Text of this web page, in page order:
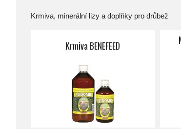
Krmiva, minerální lizy a doplňky pro drůbež
Krmiva BENEFEED